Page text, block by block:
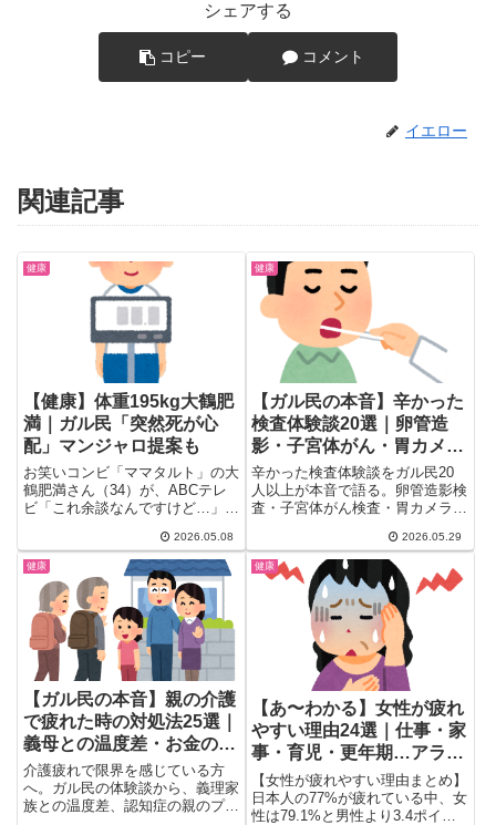
シェアする
コピー コメント
イエロー
関連記事
健康
【健康】体重195kg大鶴肥
満｜ガル民「突然死が心
配」マンジャロ提案も
お笑いコンビ「ママタルト」の大
鶴肥満さん（34）が、ABCテレ
ビ「これ余談なんですけど…」に
2026.05.08
健康
【ガル民の本音】辛かった
検査体験談20選｜卵管造
影・子宮体がん・胃カメ
ラ・大腸カメラのリアル
辛かった検査体験談をガル民20
人以上が本音で語る。卵管造影検
査・子宮体がん検査・胃カメラ・
較。麻酔あり・なしの違い、痛み
のリアル、受け方のコツも収録。
同じ悩みを持つ30〜50代女性必
見のまとめ。
2026.05.29
健康
【ガル民の本音】親の介護
で疲れた時の対処法25選｜
義母との温度差・お金の悩
みまで本音激白
介護疲れで限界を感じている方
へ。ガル民の体験談から、義理家
族との温度差、認知症の親のプラ
健康
【あ〜わかる】女性が疲れ
やすい理由24選｜仕事・家
事・育児・更年期…アラフ
ォーの本音が刺さる
【女性が疲れやすい理由まとめ】
日本人の77%が疲れている中、女
性は79.1%と男性より3.4ポイン